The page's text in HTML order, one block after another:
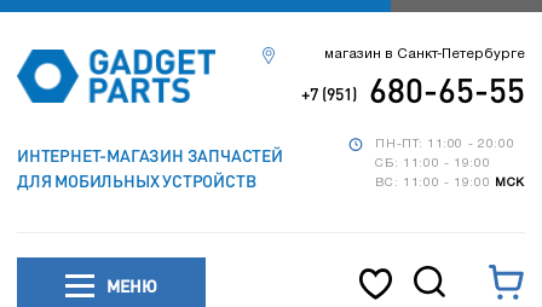
ИНТЕРНЕТ-МАГАЗИН ЗАПЧАСТЕЙ
ДЛЯ МОБИЛЬНЫХ УСТРОЙСТВ
ПН-ПТ: 11:00 - 20:00
СБ: 11:00 - 19:00
ВС: 11:00 - 19:00
МСК
магазин в Санкт-Петербурге
+7 (951) 680-65-55
МЕНЮ